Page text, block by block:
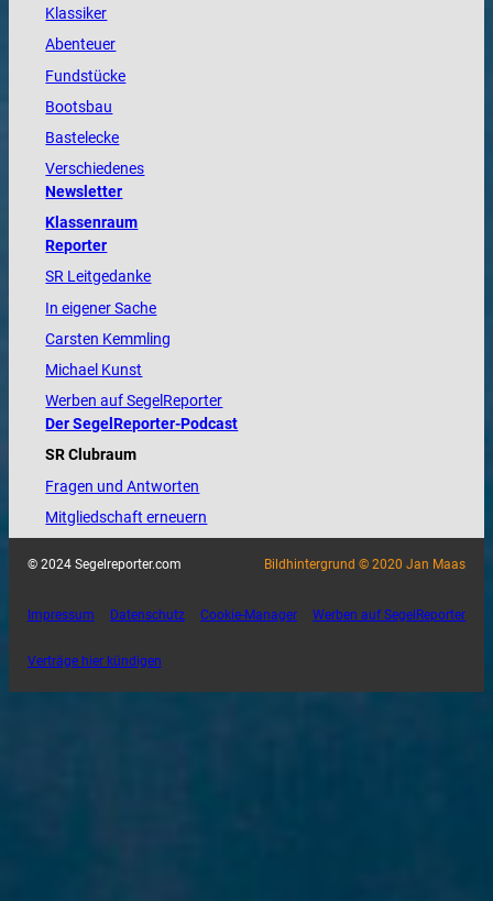
Klassiker
Abenteuer
Fundstücke
Bootsbau
Bastelecke
Verschiedenes
Newsletter
Klassenraum
Reporter
SR Leitgedanke
In eigener Sache
Carsten Kemmling
Michael Kunst
Werben auf SegelReporter
Der SegelReporter-Podcast
SR Clubraum
Fragen und Antworten
Mitgliedschaft erneuern
© 2024 Segelreporter.com Bildhintergrund © 2020 Jan Maas
Impressum Datenschutz Cookie-Manager Werben auf SegelReporter
Verträge hier kündigen